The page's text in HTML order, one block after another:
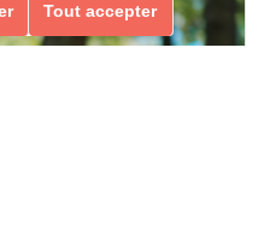
Tout accepter